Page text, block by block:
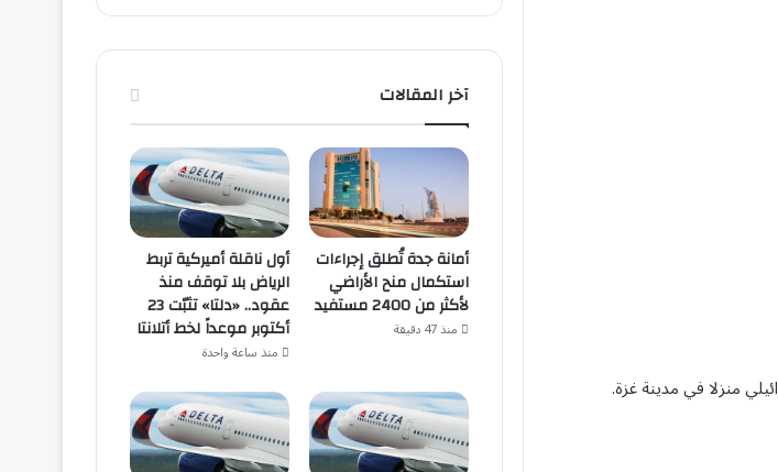
منزلا في مدينة غزة.
آخر المقالات
أمانة جدة تُطلق إجراءات
استكمال منح الأراضي
لأكثر من 2400 مستفيد
منذ 47 دقيقة
أول ناقلة أميركية تربط
الرياض بلا توقف منذ
عقود.. «دلتا» تثبّت 23
أكتوبر موعداً لخط أتلانتا
منذ ساعة واحدة